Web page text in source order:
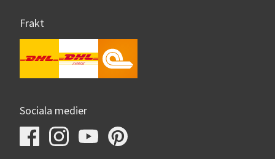
Frakt
Sociala medier